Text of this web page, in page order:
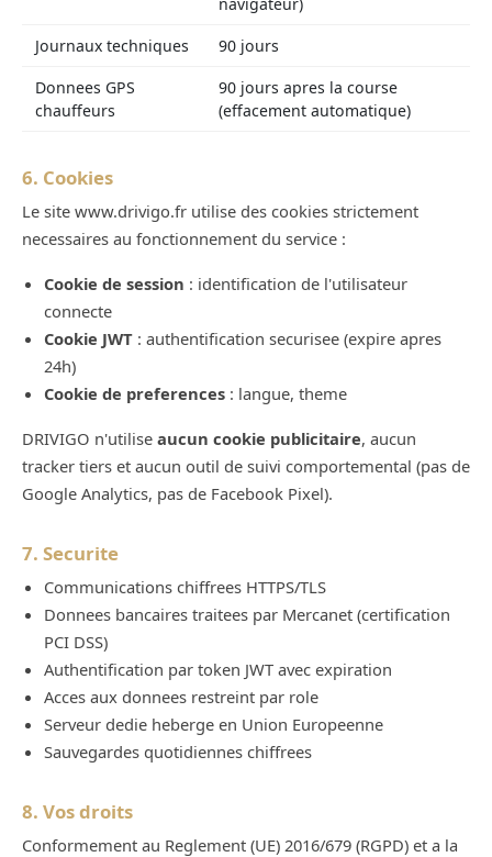
Journaux techniques
90 jours
Donnees GPS
chauffeurs
90 jours apres la course
(effacement automatique)
6. Cookies
Le site www.drivigo.fr utilise des cookies strictement
necessaires au fonctionnement du service :
Cookie de session : identification de l'utilisateur
connecte
Cookie JWT : authentification securisee (expire apres
24h)
Cookie de preferences : langue, theme
DRIVIGO n'utilise aucun cookie publicitaire, aucun
tracker tiers et aucun outil de suivi comportemental (pas de
Google Analytics, pas de Facebook Pixel).
7. Securite
Communications chiffrees HTTPS/TLS
Donnees bancaires traitees par Mercanet (certification
PCI DSS)
Authentification par token JWT avec expiration
Acces aux donnees restreint par role
Serveur dedie heberge en Union Europeenne
Sauvegardes quotidiennes chiffrees
8. Vos droits
Conformement au Reglement (UE) 2016/679 (RGPD) et a la